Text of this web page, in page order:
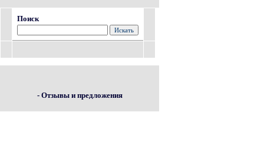
Поиск
- Отзывы и предложения